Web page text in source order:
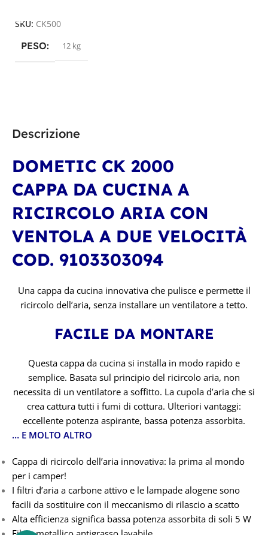
Descrizione
DOMETIC CK 2000
CAPPA DA CUCINA A
RICIRCOLO ARIA CON
VENTOLA A DUE VELOCITÀ
COD. 9103303094
Una cappa da cucina innovativa che pulisce e permette il
ricircolo dell’aria, senza installare un ventilatore a tetto.
FACILE DA MONTARE
Questa cappa da cucina si installa in modo rapido e
semplice. Basata sul principio del ricircolo aria, non
necessita di un ventilatore a soffitto. La cupola d’aria che si
crea cattura tutti i fumi di cottura. Ulteriori vantaggi:
eccellente potenza aspirante, bassa potenza assorbita.
… E MOLTO ALTRO
Cappa di ricircolo dell’aria innovativa: la prima al mondo
per i camper!
I filtri d’aria a carbone attivo e le lampade alogene sono
facili da sostituire con il meccanismo di rilascio a scatto
Alta efficienza significa bassa potenza assorbita di soli 5 W
SKU: CK500
PESO 12 kg